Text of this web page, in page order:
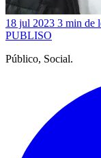
18 jul 2023 3 min de
PUBLISO
Público, Social.